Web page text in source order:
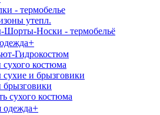
- термобелье
утепл.
Носки - термобельё
+
Гидрокостюм
сухого костюма
и брызговики
брызговики
сухого костюма
одежда+